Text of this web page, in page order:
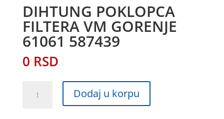
DIHTUNG POKLOPCA
FILTERA VM GORENJE
61061 587439
0 RSD
POKLOPCA
Dodaj u korpu